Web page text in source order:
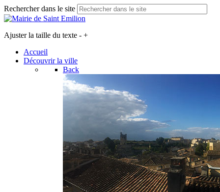
Rechercher dans le site
Ajuster la taille du texte - +
Accueil
Découvrir la ville
Back